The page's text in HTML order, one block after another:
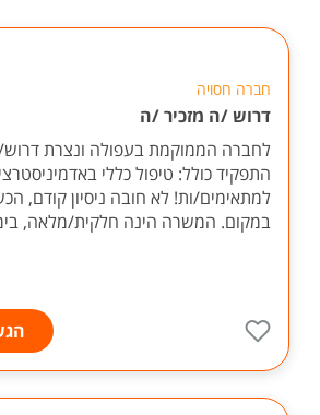
חברה חסויה
דרוש /ה מזכיר /ה
לחברה הממוקמת בעפולה ונצרת
התפקיד כולל: טיפול כללי
למתאימים/ות! לא חובה ניסיון קודם,
במקום. המשרה הינה חלקית/מלאה,